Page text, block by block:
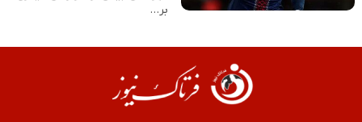
بر…